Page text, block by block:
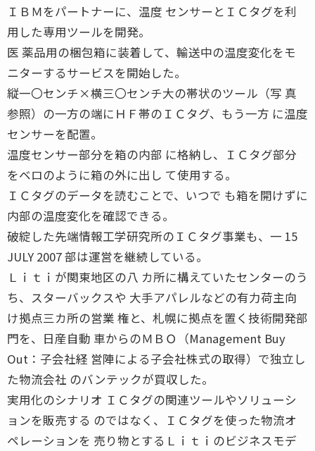
ＩＢＭをパートナーに、温度 センサーとＩＣタグを利
用した専用ツールを開発。
医 薬品用の梱包箱に装着して、輸送中の温度変化をモ
ニターするサービスを開始した。
縦一〇センチ×横三〇センチ大の帯状のツール（写 真
参照）の一方の端にＨＦ帯のＩＣタグ、もう一方 に温度
センサーを配置。
温度センサー部分を箱の内部 に格納し、ＩＣタグ部分
をベロのように箱の外に出し て使用する。
ＩＣタグのデータを読むことで、いつで も箱を開けずに
内部の温度変化を確認できる。
破綻した先端情報工学研究所のＩＣタグ事業も、一 15
JULY 2007 部は運営を継続している。
Ｌｉｔｉが関東地区の八 カ所に構えていたセンターのう
ち、スターバックスや 大手アパレルなどの有力荷主向
け拠点三カ所の営業 権と、札幌に拠点を置く技術開発部
門を、日産自動 車からのＭＢＯ（Management Buy
Out：子会社経 営陣による子会社株式の取得）で独立し
た物流会社 のバンテックが買収した。
実用化のシナリオ ＩＣタグの関連ツールやソリューシ
ョンを販売する のではなく、ＩＣタグを使った物流オ
ペレーションを 売り物とするＬｉｔｉのビジネスモデ